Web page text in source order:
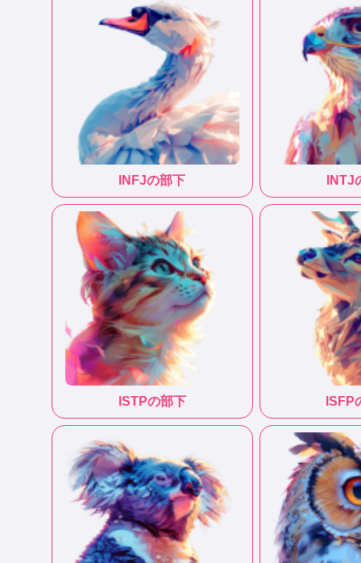
INFJの部下 INTJ
ISTPの部下 ISFP